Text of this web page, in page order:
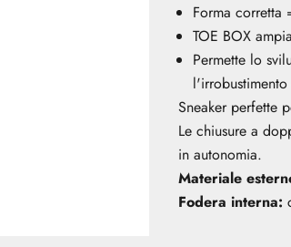
Forma
TOE BOX
Permette lo
Sneaker perfette
Le chiusure a
in autonomia.
Materiale
Fodera interna: